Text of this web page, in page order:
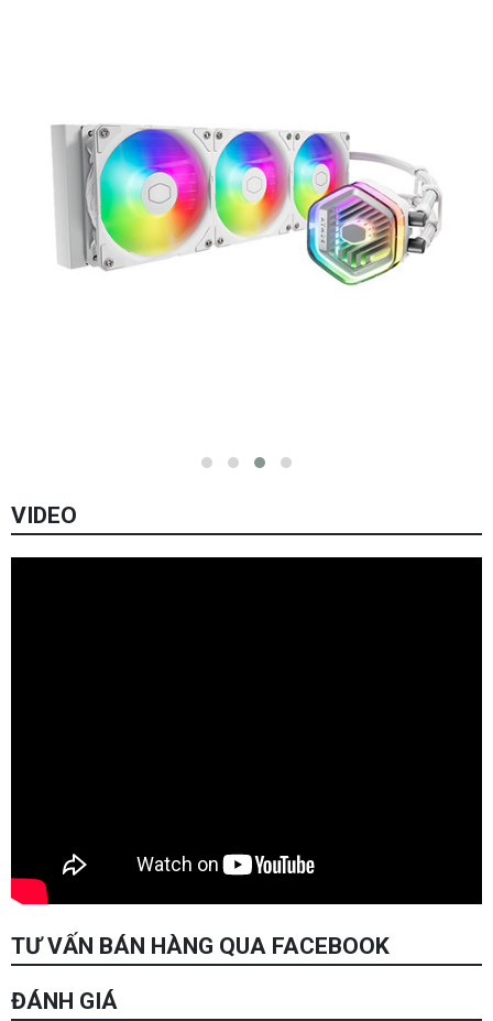
VIDEO
TƯ VẤN BÁN HÀNG QUA FACEBOOK
ĐÁNH GIÁ